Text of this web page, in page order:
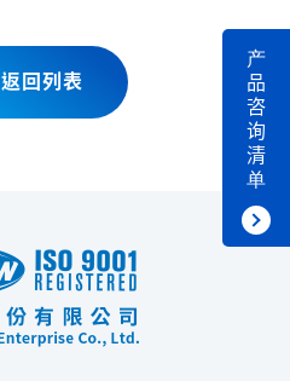
返回列表
产
品
咨
询
清
单